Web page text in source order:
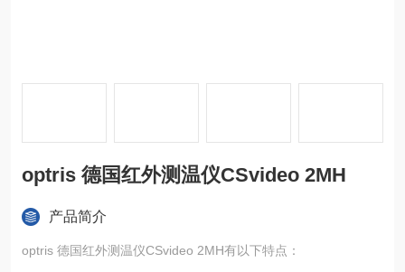
optris 德国红外测温仪CSvideo 2MH
产品简介
optris 德国红外测温仪CSvideo 2MH有以下特点：